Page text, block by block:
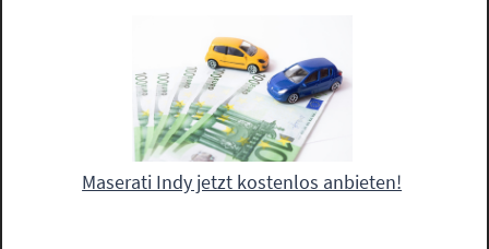
Maserati Indy jetzt kostenlos anbieten!